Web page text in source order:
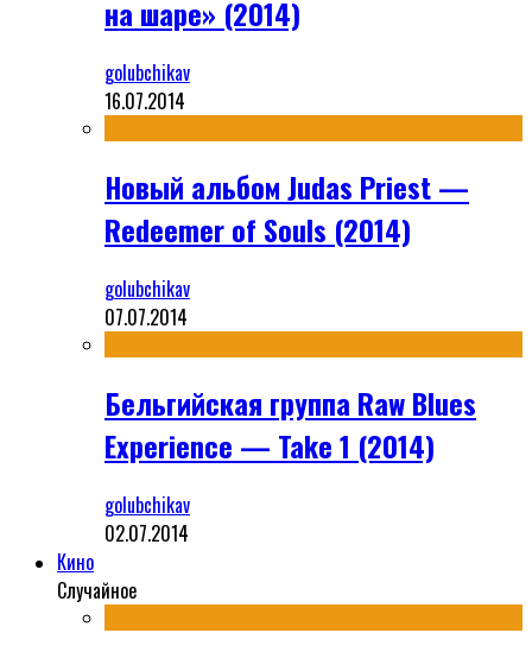
на шаре» (2014)
golubchikav
16.07.2014
Новый альбом Judas Priest —
Redeemer of Souls (2014)
golubchikav
07.07.2014
Бельгийская группа Raw Blues
Experience — Take 1 (2014)
golubchikav
02.07.2014
Кино
Случайное